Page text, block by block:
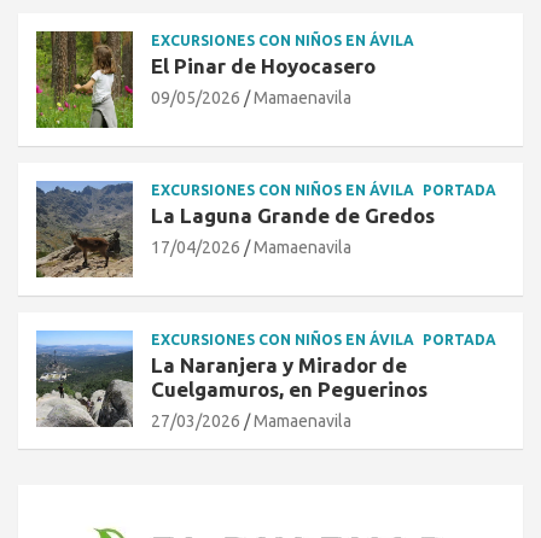
EXCURSIONES CON NIÑOS EN ÁVILA
El Pinar de Hoyocasero
09/05/2026 Mamaenavila
EXCURSIONES CON NIÑOS EN ÁVILA PORTADA
La Laguna Grande de Gredos
17/04/2026 Mamaenavila
EXCURSIONES CON NIÑOS EN ÁVILA PORTADA
La Naranjera y Mirador de
Cuelgamuros, en Peguerinos
27/03/2026 Mamaenavila